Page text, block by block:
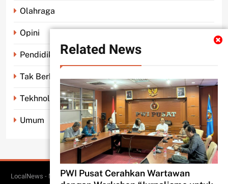
Related News
PWI Pusat Cerahkan Wartawan
Olahraga
Opini
Pendidikan
Tak Berkategori
Tekhnologi
Umum
LocalNews - Modern WordPress Theme. All Rights Reserved 2026.. Free